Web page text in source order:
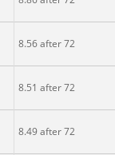
8.56 after 72
8.51 after 72
8.49 after 72